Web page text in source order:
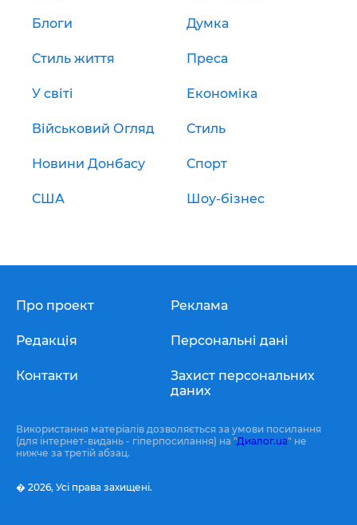
Блоги Думка
Стиль життя Преса
У світі Економіка
Військовий Огляд Стиль
Новини Донбасу Спорт
США Шоу-бізнес
Про проект
Редакція
Контакти
Реклама
Персональні дані
Захист персональних
даних
Використання матеріалів дозволяється за умови посилання
(для інтернет-видань - гіперпосилання) на "Диалог.ua" не
нижче за третій абзац.
� 2026, Усі права захищені.